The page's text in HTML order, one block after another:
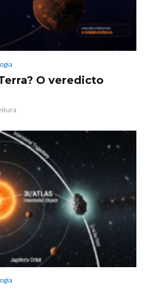
O veredicto